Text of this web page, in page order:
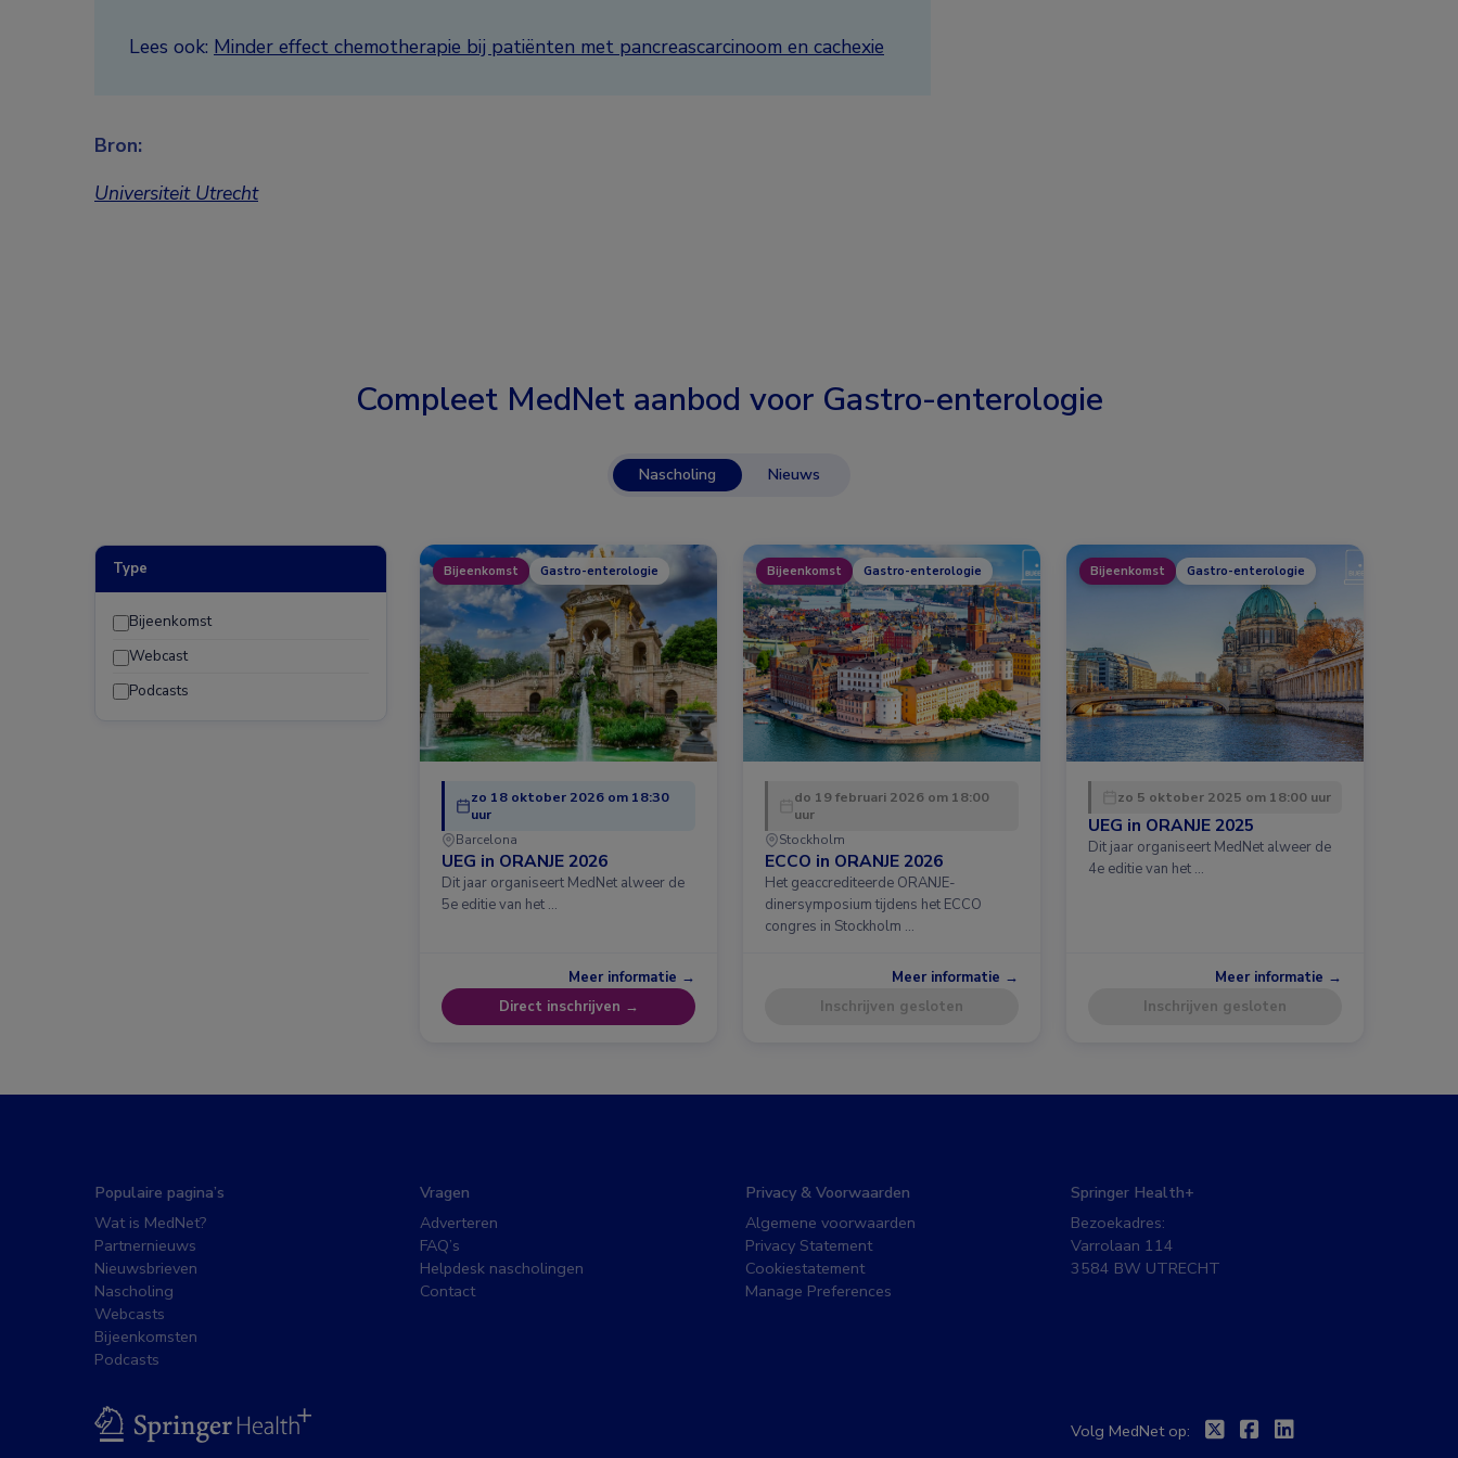
Lees ook: Minder effect chemotherapie bij patiënten met pancreascarcinoom en cachexie
Bron:
Universiteit Utrecht
Compleet MedNet aanbod voor Gastro-enterologie
Nascholing Nieuws
Type
Bijeenkomst
Webcast
Podcasts
Bijeenkomst Gastro-enterologie
zo 18 oktober 2026 om 18:30
uur
Barcelona
UEG in ORANJE 2026
Dit jaar organiseert MedNet alweer de
5e editie van het …
Meer informatie →
Direct inschrijven →
Bijeenkomst Gastro-enterologie
do 19 februari 2026 om 18:00
uur
Stockholm
ECCO in ORANJE 2026
Het geaccrediteerde ORANJE-
dinersymposium tijdens het ECCO
congres in Stockholm …
Meer informatie →
Inschrijven gesloten
Bijeenkomst Gastro-enterologie
zo 5 oktober 2025 om 18:00 uur
UEG in ORANJE 2025
Dit jaar organiseert MedNet alweer de
4e editie van het …
Meer informatie →
Inschrijven gesloten
Populaire pagina’s
Wat is MedNet?
Partnernieuws
Nieuwsbrieven
Nascholing
Webcasts
Bijeenkomsten
Podcasts
Vragen
Adverteren
FAQ’s
Helpdesk nascholingen
Contact
Privacy & Voorwaarden
Algemene voorwaarden
Privacy Statement
Cookiestatement
Manage Preferences
Springer Health+
Bezoekadres:
Varrolaan 114
3584 BW UTRECHT
BSL
Volg MedNet op: TwitterFacebook
Linkedin